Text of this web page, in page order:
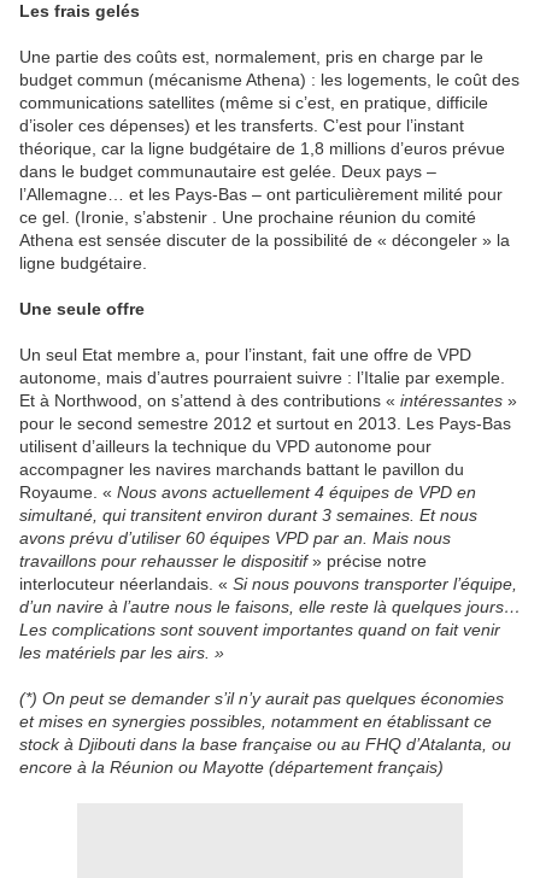
Les frais gelés
Une partie des coûts est, normalement, pris en charge par le
budget commun (mécanisme Athena) : les logements, le coût des
communications satellites (même si c’est, en pratique, difficile
d’isoler ces dépenses) et les transferts. C’est pour l’instant
théorique, car la ligne budgétaire de 1,8 millions d’euros prévue
dans le budget communautaire est gelée. Deux pays –
l’Allemagne… et les Pays-Bas – ont particulièrement milité pour
ce gel. (Ironie, s’abstenir . Une prochaine réunion du comité
Athena est sensée discuter de la possibilité de « décongeler » la
ligne budgétaire.
Une seule offre
Un seul Etat membre a, pour l’instant, fait une offre de VPD
autonome, mais d’autres pourraient suivre : l’Italie par exemple.
Et à Northwood, on s’attend à des contributions « intéressantes »
pour le second semestre 2012 et surtout en 2013. Les Pays-Bas
utilisent d’ailleurs la technique du VPD autonome pour
accompagner les navires marchands battant le pavillon du
Royaume. « Nous avons actuellement 4 équipes de VPD en
simultané, qui transitent environ durant 3 semaines. Et nous
avons prévu d’utiliser 60 équipes VPD par an. Mais nous
travaillons pour rehausser le dispositif» précise notre
interlocuteur néerlandais. « Si nous pouvons transporter l’équipe,
d’un navire à l’autre nous le faisons, elle reste là quelques jours…
Les complications sont souvent importantes quand on fait venir
les matériels par les airs. »
(*) On peut se demander s’il n’y aurait pas quelques économies
et mises en synergies possibles, notamment en établissant ce
stock à Djibouti dans la base française ou au FHQ d’Atalanta, ou
encore à la Réunion ou Mayotte (département français)